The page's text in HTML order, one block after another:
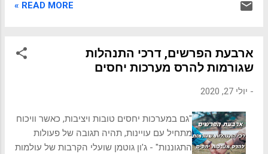
ויצירת תשואות לבעלי העניין. אך לעסקים
בשלב כלשהו במעגלי החיים שלהם. 1. רגשות
ייחודיים במשפחות בעסק משפחתי מעורבות
קשות בעסק המשפחתי. לעתים קרובות הרגשות
הטובים והרעים הם תוצאה של המורכבות בין
READ MORE »
ארבעת הפרשים, דרכי התנהלות
שגורמות להרס מערכות יחסים
- יולי 27, 2020
"גם במערכות יחסים טובות ויציבות, כאשר וויכוח
מתחיל עם עויינות, תהיה תגובה של פעולות
התגוננות" - ג'ון גוטמן שועלי הקרבות של עולמות